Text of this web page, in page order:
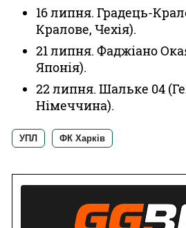
16 липня. Градець-
Кралове, Чехія).
21 липня. Фаджіано
Японія).
22 липня. Шальке 04
Німеччина).
УПЛ ФК Харків